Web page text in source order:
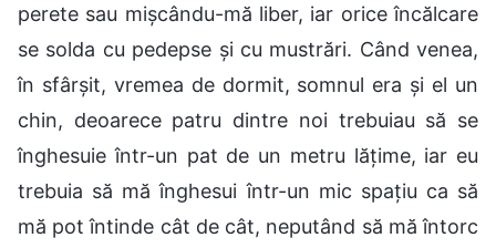
perete sau mișcându-mă liber, iar orice încălcare
se solda cu pedepse și cu mustrări. Când venea,
în sfârșit, vremea de dormit, somnul era și el un
chin, deoarece patru dintre noi trebuiau să se
înghesuie într-un pat de un metru lățime, iar eu
trebuia să mă înghesui într-un mic spațiu ca să
mă pot întinde cât de cât, neputând să mă întorc